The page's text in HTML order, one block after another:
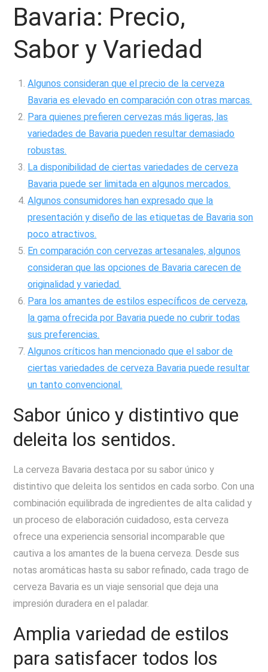
Bavaria: Precio,
Sabor y Variedad
Algunos consideran que el precio de la cerveza
Bavaria es elevado en comparación con otras marcas.
Para quienes prefieren cervezas más ligeras, las
variedades de Bavaria pueden resultar demasiado
robustas.
La disponibilidad de ciertas variedades de cerveza
Bavaria puede ser limitada en algunos mercados.
Algunos consumidores han expresado que la
presentación y diseño de las etiquetas de Bavaria son
poco atractivos.
En comparación con cervezas artesanales, algunos
consideran que las opciones de Bavaria carecen de
originalidad y variedad.
Para los amantes de estilos específicos de cerveza,
la gama ofrecida por Bavaria puede no cubrir todas
sus preferencias.
Algunos críticos han mencionado que el sabor de
ciertas variedades de cerveza Bavaria puede resultar
un tanto convencional.
Sabor único y distintivo que
deleita los sentidos.
La cerveza Bavaria destaca por su sabor único y
distintivo que deleita los sentidos en cada sorbo. Con una
combinación equilibrada de ingredientes de alta calidad y
un proceso de elaboración cuidadoso, esta cerveza
ofrece una experiencia sensorial incomparable que
cautiva a los amantes de la buena cerveza. Desde sus
notas aromáticas hasta su sabor refinado, cada trago de
cerveza Bavaria es un viaje sensorial que deja una
impresión duradera en el paladar.
Amplia variedad de estilos
para satisfacer todos los